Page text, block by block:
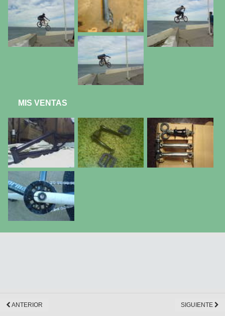
MIS VENTAS
ANTERIOR SIGUIENTE